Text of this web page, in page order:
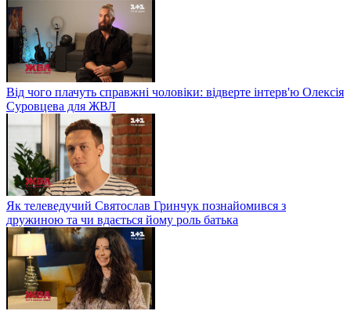
Від чого плачуть справжні чоловіки: відверте інтерв'ю Олексія
Суровцева для ЖВЛ
Як телеведучий Святослав Гринчук познайомився з
дружиною та чи вдається йому роль батька